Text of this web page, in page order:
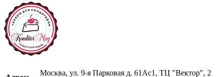
Москва, ул. 9-я Парковая д. 61Ас1, ТЦ "Вектор", 2